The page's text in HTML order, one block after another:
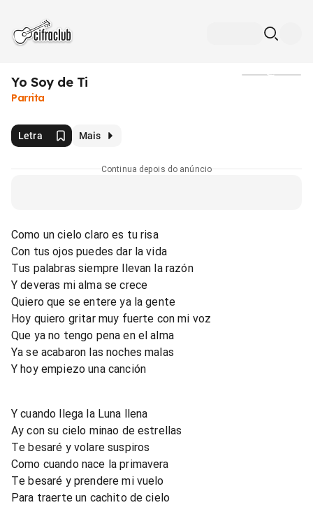
Yo Soy de Ti
Parrita
Letra Mais
Continua depois do anúncio
Como un cielo claro es tu risa
Con tus ojos puedes dar la vida
Tus palabras siempre llevan la razón
Y deveras mi alma se crece
Quiero que se entere ya la gente
Hoy quiero gritar muy fuerte con mi voz
Que ya no tengo pena en el alma
Ya se acabaron las noches malas
Y hoy empiezo una canción
Y cuando llega la Luna llena
Ay con su cielo minao de estrellas
Te besaré y volare suspiros
Como cuando nace la primavera
Te besaré y prendere mi vuelo
Para traerte un cachito de cielo